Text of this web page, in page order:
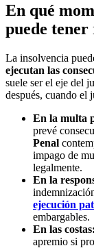
En qué
puede
La insolvencia
ejecutan las
suele ser el eje del
después, cuando el
En la multa
prevé
Penal
impago de
legalmente.
En la
ejecución
embargables.
En las costas:
apremio si